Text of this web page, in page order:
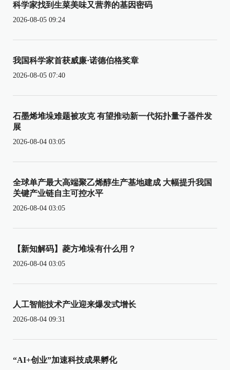
科学家找到生菜美味又营养的基因密码
2026-08-05 09:24
我国科学家首获威廉·诺德伯格奖章
2026-08-05 07:40
石墨烯堆垛难题被攻克 有望推动新一代拓扑量子器件发
展
2026-08-04 03:05
全球单产最大高端聚乙烯醇生产基地建成 大幅提升我国
关键产业链自主可控水平
2026-08-04 03:05
【新知解码】菱方堆垛有什么用？
2026-08-04 03:05
人工智能技术产业迎来爆发式增长
2026-08-04 09:31
“AI+创业”加速科技成果孵化